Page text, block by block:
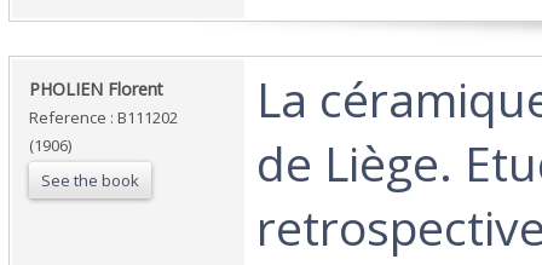
‎PHOLIEN Florent‎
Reference : B111202
(1906)
See the book
‎La
de Liège.